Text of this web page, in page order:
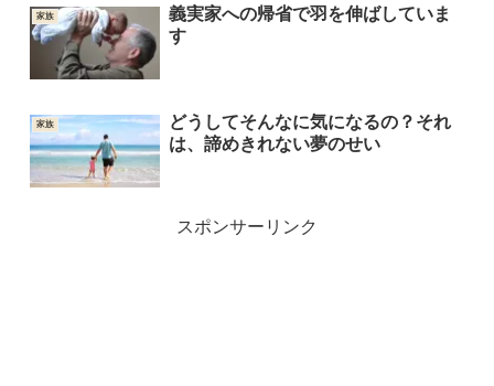
家族
義実家への帰省で羽を伸ばしていま
す
家族
どうしてそんなに気になるの？それ
は、諦めきれない夢のせい
スポンサーリンク